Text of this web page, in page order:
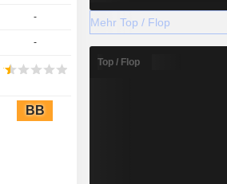
-
-
BB
Mehr Top / Flop
Top / Flop